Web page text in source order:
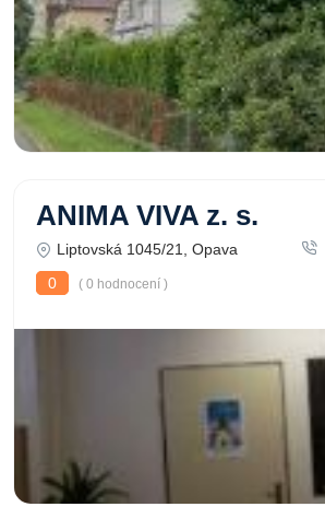
ANIMA VIVA z. s.
Liptovská 1045/21, Opava
0
( 0 hodnocení )